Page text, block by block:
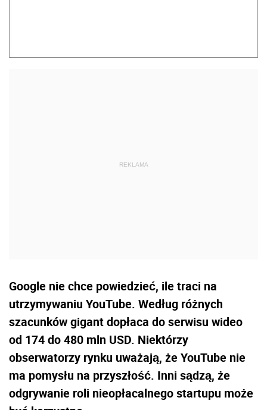
Google nie chce powiedzieć, ile traci na
utrzymywaniu YouTube. Według różnych
szacunków gigant dopłaca do serwisu wideo
od 174 do 480 mln USD. Niektórzy
obserwatorzy rynku uważają, że YouTube nie
ma pomysłu na przyszłość. Inni sądzą, że
odgrywanie roli nieopłacalnego startupu może